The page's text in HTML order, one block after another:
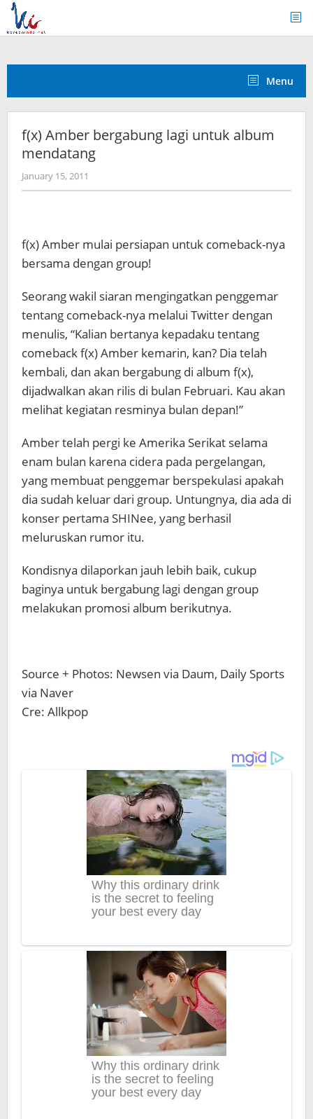
Skip
content
Menu
f(x) Amber bergabung lagi untuk album
mendatang
January 15, 2011
Koreanindo
f(x) Amber mulai persiapan untuk comeback-nya
bersama dengan group!
Seorang wakil siaran mengingatkan penggemar
tentang comeback-nya melalui Twitter dengan
menulis, “Kalian bertanya kepadaku tentang
comeback f(x) Amber kemarin, kan? Dia telah
kembali, dan akan bergabung di album f(x),
dijadwalkan akan rilis di bulan Februari. Kau akan
melihat kegiatan resminya bulan depan!”
Amber telah pergi ke Amerika Serikat selama
enam bulan karena cidera pada pergelangan,
yang membuat penggemar berspekulasi apakah
dia sudah keluar dari group. Untungnya, dia ada di
konser pertama SHINee, yang berhasil
meluruskan rumor itu.
Kondisnya dilaporkan jauh lebih baik, cukup
baginya untuk bergabung lagi dengan group
melakukan promosi album berikutnya.
Source + Photos: Newsen via Daum, Daily Sports
via Naver
Cre: Allkpop